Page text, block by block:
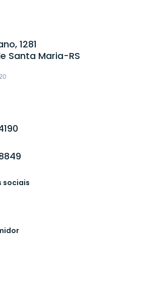
1281
Santa Maria-RS
sociais